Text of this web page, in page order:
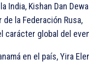
India, Kishan Dan
de la Federación Rusa,
carácter global del
en el país, Yira